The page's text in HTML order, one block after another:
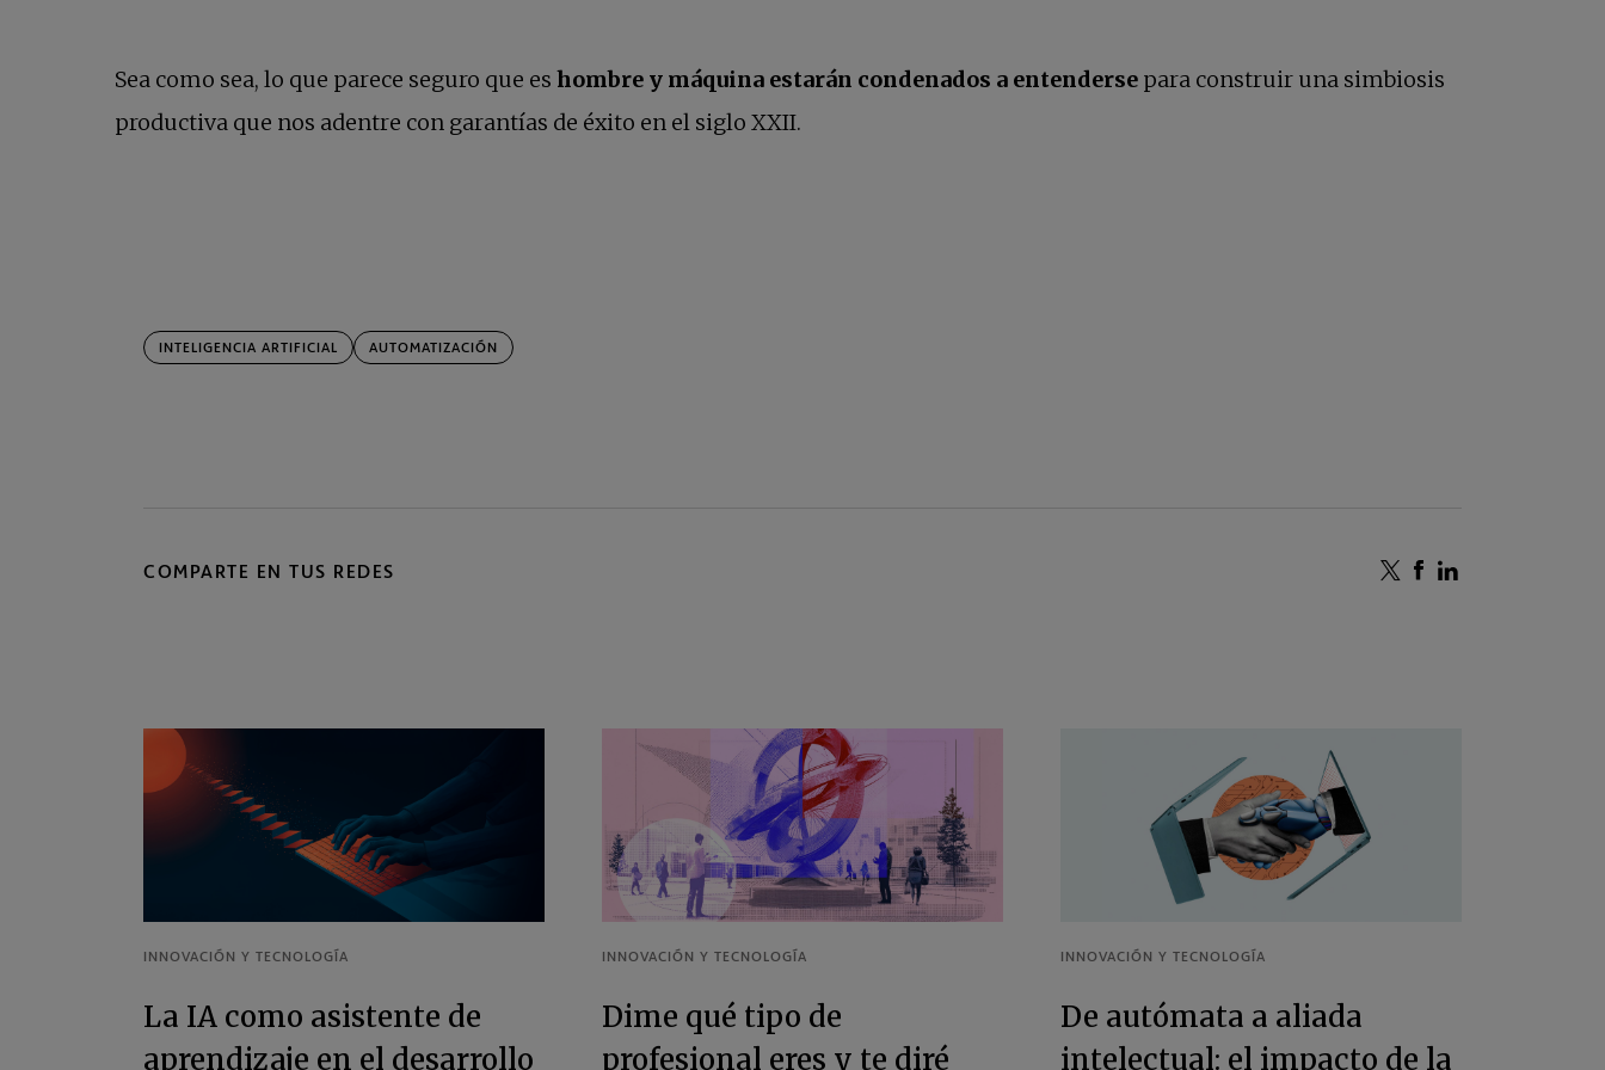
Sea como sea, lo que parece seguro que es hombre y máquina estarán condenados a entenderse para construir una simbiosis
productiva que nos adentre con garantías de éxito en el siglo XXII.